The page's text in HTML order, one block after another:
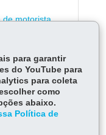
de motorista
para garantir
do YouTube para
para coleta
como
abaixo.
Política de